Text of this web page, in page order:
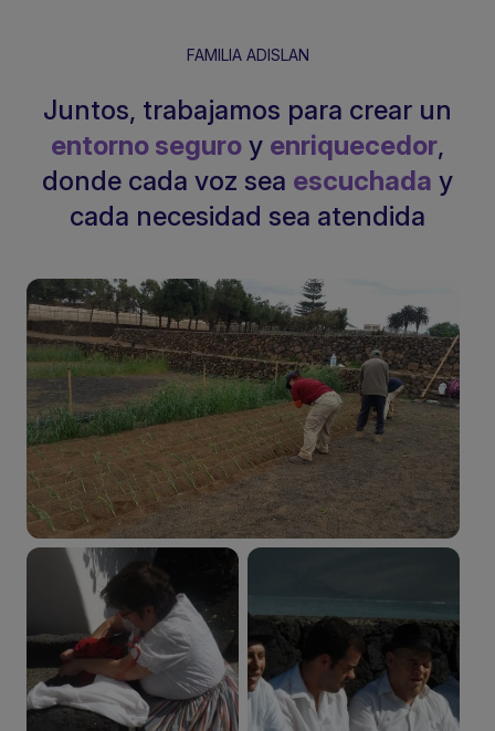
FAMILIA ADISLAN
Juntos, trabajamos para crear un
entorno seguro y enriquecedor,
donde cada voz sea escuchada y
cada necesidad sea atendida